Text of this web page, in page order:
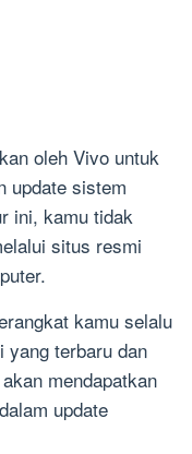
oleh Vivo untuk
update sistem
ini, kamu tidak
situs resmi
kamu selalu
yang terbaru dan
mendapatkan
update